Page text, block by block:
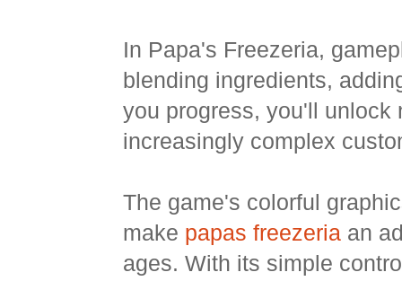
In Papa's Freezeria,
blending ingredients,
you progress, you'll unlock
increasingly complex
The game's colorful
make papas freezeria an
ages. With its simple